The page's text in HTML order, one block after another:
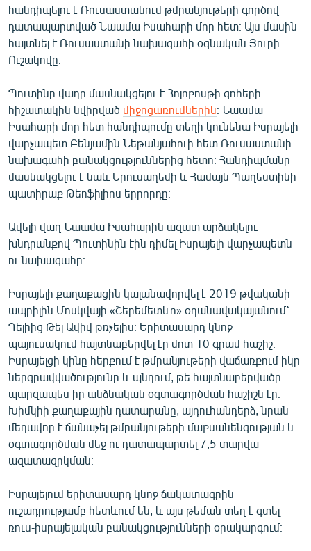
ԲԱՆԱՎԵՃ
ՁԳՏԵԼՈՎ ԼԱՎԱԳՈՒՅՆԻՆ
ՓՈԴՔԱՍԹ
Հայերեն
English
Русский
ՀԵՏԵՎԵՔ ՄԵԶ
հանդիպելու է Ռուսաստանում թմրանյութերի գործով
դատապարտված Նաամա Իսահարի մոր հետ։ Այս մասին
հայտնել է Ռուսաստանի նախագահի օգնական Յուրի
Ուշակովը։
Պուտինը վաղը մասնակցելու է Հոլոքոսթի զոհերի
հիշատակին նվիրված միջոցառումներին։ Նաամա
Իսահարի մոր հետ հանդիպումը տեղի կունենա Իսրայելի
վարչապետ Բենյամին Նեթանյահուի հետ Ռուսաստանի
նախագահի բանակցություններից հետո։ Հանդիպմանը
մասնակցելու է նաև Երուսաղեմի և Համայն Պաղեստինի
պատիրաք Թեոֆիլիոս երրորդը։
Ավելի վաղ Նաամա Իսահարին ազատ արձակելու
խնդրանքով Պուտինին էին դիմել Իսրայելի վարչապետն
ու նախագահը։
Իսրայելի քաղաքացին կալանավորվել է 2019 թվականի
ապրիլին Մոսկվայի «Շերեմետևո» օդանավակայանում՝
Դելիից Թել Ավիվ թռչելիս։ Երիտասարդ կնոջ
պայուսակում հայտնաբերվել էր մոտ 10 գրամ հաշիշ։
Իսրայելցի կինը հերքում է թմրանյութերի վաճառքում իկր
ներգրավվածությունը և պնդում, թե հայտնաբերվածը
պարզապես իր անձնական օգտագործման հաշիշն էր։
Խիմկիի քաղաքային դատարանը, այդուհանդերձ, նրան
մեղավոր է ճանաչել թմրանյութերի մաքսանենգության և
օգտագործման մեջ ու դատապարտել 7,5 տարվա
ազատազրկման։
Իսրայելում երիտասարդ կնոջ ճակատագրին
ուշադրությամբ հետևում են, և այս թեման տեղ է գտել
ռուս-իսրայելական բանակցությունների օրակարգում։